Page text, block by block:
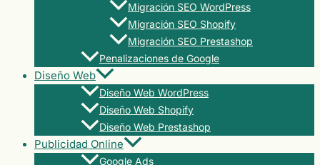
Migración SEO WordPress
Migración SEO Shopify
Migración SEO Prestashop
Penalizaciones de Google
Diseño Web
Diseño Web WordPress
Diseño Web Shopify
Diseño Web Prestashop
Publicidad Online
Google Ads